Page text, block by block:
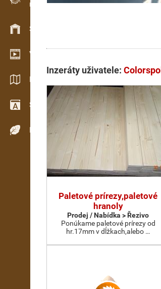
Evidence dřeva v terénu
Skladové hospodářství
Video showroom
Katalogy / Brožury
Slovník
Dřeviny
Inzeráty uživatele: Colorspol
Paletové prírezy,paletové
hranoly
Prodej / Nabídka > Řezivo
Ponúkame paletové prírezy od
hr.17mm v dĺžkach,alebo …